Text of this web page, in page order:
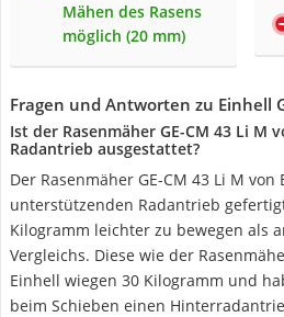
Mähen des Rasens
möglich (20 mm)
Fragen und Antworten zu Einhell
Ist der Rasenmäher GE-CM 43 Li M
Radantrieb ausgestattet?
Der Rasenmäher GE-CM 43 Li M
unterstützenden Radantrieb
Kilogramm leichter zu bewegen als
Vergleichs. Diese wie der
Einhell wiegen 30 Kilogramm und
beim Schieben einen